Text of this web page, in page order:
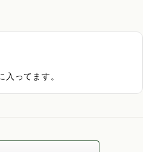
入ってます。